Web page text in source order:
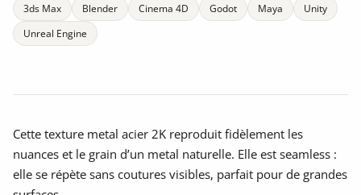
3ds Max Blender Cinema 4D Godot Maya
Unity
Unreal Engine
Cette texture metal acier 2K reproduit fidèlement les
nuances et le grain d’un metal naturelle. Elle est seamless :
elle se répète sans coutures visibles, parfait pour de grandes